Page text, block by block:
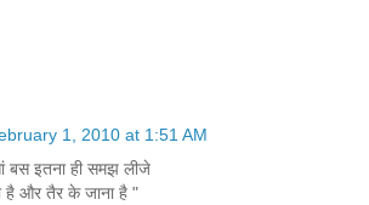
1, 2010 at 1:51 AM
बस इतना ही समझ लीजे
है और तैर के जाना है "